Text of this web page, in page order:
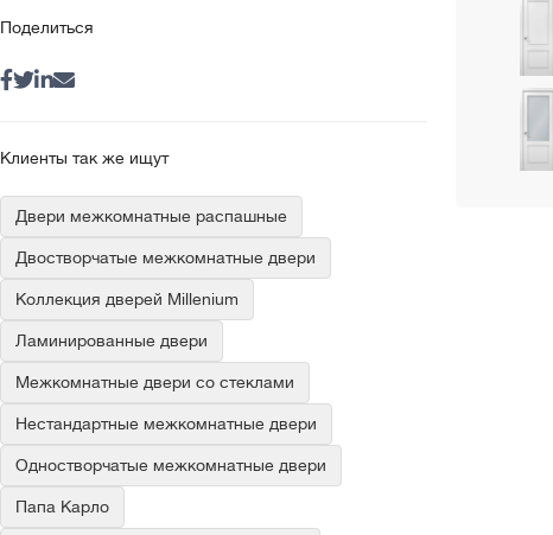
Поделиться
Клиенты так же ищут
Двери межкомнатные распашные
Двостворчатые межкомнатные двери
Коллекция дверей Millenium
Ламинированные двери
Межкомнатные двери со стеклами
Нестандартные межкомнатные двери
Одностворчатые межкомнатные двери
Папа Карло